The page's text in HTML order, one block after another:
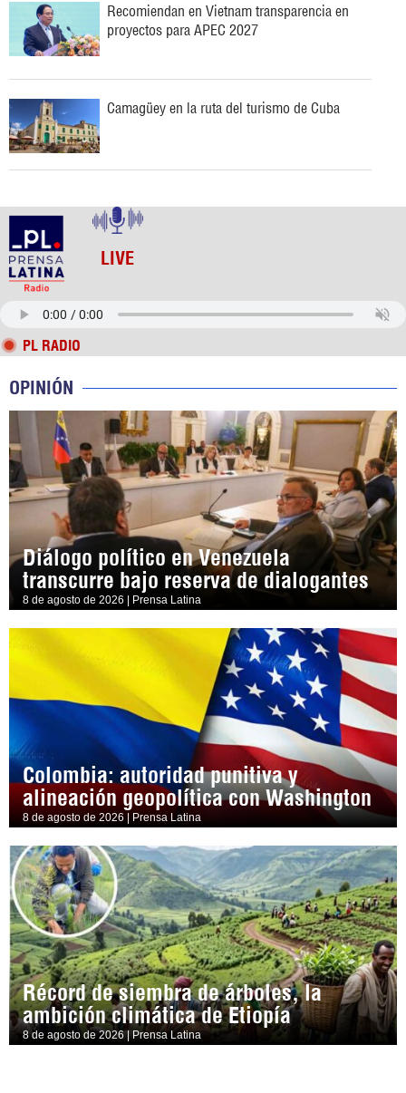
Recomiendan en Vietnam transparencia en
proyectos para APEC 2027
Camagüey en la ruta del turismo de Cuba
LIVE
PL RADIO
OPINIÓN
Diálogo político en Venezuela
transcurre bajo reserva de dialogantes
8 de agosto de 2026 | Prensa Latina
Colombia: autoridad punitiva y
alineación geopolítica con Washington
8 de agosto de 2026 | Prensa Latina
Récord de siembra de árboles, la
ambición climática de Etiopía
8 de agosto de 2026 | Prensa Latina